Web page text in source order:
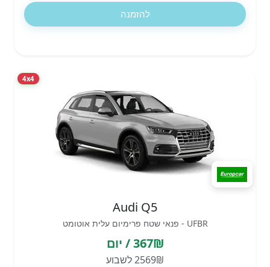
להזמנה
4x4
Audi Q5
UFBR - פנאי שטח פרימיום עלית אוטומט
367₪ / יום
2569₪ לשבוע